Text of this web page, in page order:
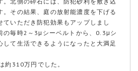
。その結果、庭の放射能濃度を下げる
ていただき防犯効果もアップしまし
の毎時2～3μシーベルトから、0.3μシ
して生活できるようになったと大満足
約310万円でした。